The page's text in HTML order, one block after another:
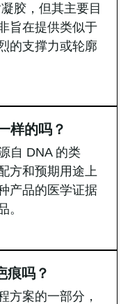
胶，但其主要目
旨在提供类似于
的支撑力或轮廓
样的吗？
自 DNA 的类
方和预期用途上
产品的医学证据
。
痕吗？
方案的一部分，